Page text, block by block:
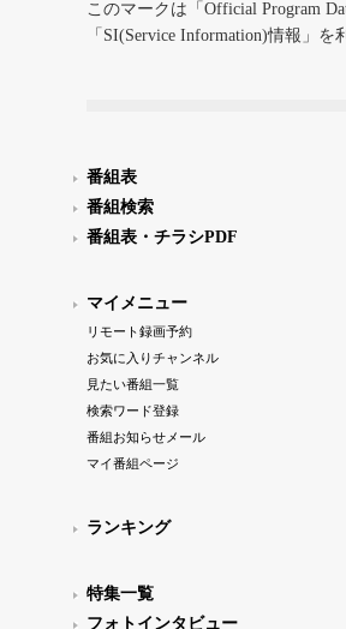
このマークは「Official Program
「SI(Service Information)情報」
番組表
番組検索
番組表・チラシPDF
マイメニュー
リモート録画予約
お気に入りチャンネル
見たい番組一覧
検索ワード登録
番組お知らせメール
マイ番組ページ
ランキング
特集一覧
フォトインタビュー